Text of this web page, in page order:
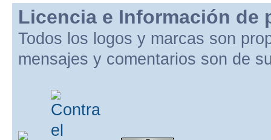
Licencia e Información de
Todos los logos y marcas son
mensajes y comentarios son de